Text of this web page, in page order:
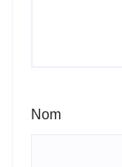
Nom